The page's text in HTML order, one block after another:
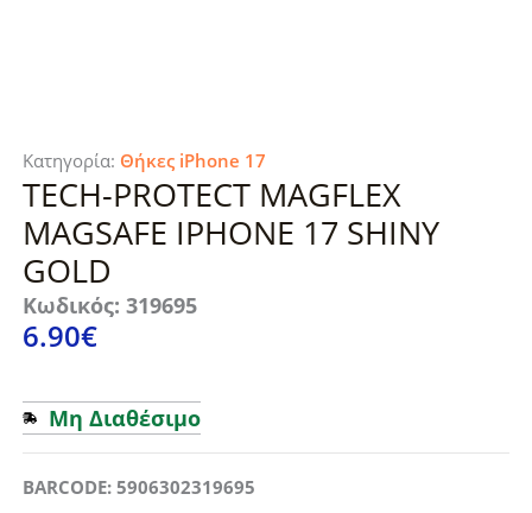
Κατηγορία: Θήκες iPhone 17
TECH-PROTECT MAGFLEX
MAGSAFE IPHONE 17 SHINY
GOLD
Κωδικός: 319695
6.90€
Μη Διαθέσιμο
BARCODE: 5906302319695